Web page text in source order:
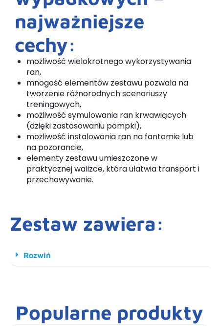
najważniejsze
cechy:
możliwość wielokrotnego wykorzystywania
ran,
mnogość elementów zestawu pozwala na
tworzenie różnorodnych scenariuszy
treningowych,
możliwość symulowania ran krwawiących
(dzięki zastosowaniu pompki),
możliwość instalowania ran na fantomie lub
na pozorancie,
elementy zestawu umieszczone w
praktycznej walizce, która ułatwia transport i
przechowywanie.
Zestaw zawiera:
Rozwiń
Popularne produkty